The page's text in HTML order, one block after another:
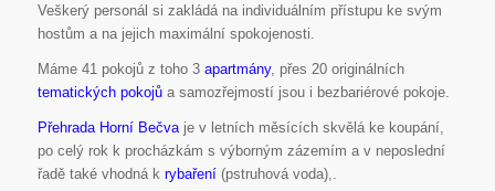
Veškerý personál si zakládá na individuálním přístupu ke svým
hostům a na jejich maximální spokojenosti.
Máme 41 pokojů z toho 3 apartmány, přes 20 originálních
tematických pokojůa samozřejmostí jsou i bezbariérové pokoje.
Přehrada Horní Bečvaje v letních měsících skvělá ke koupání,
po celý rok k procházkám s výborným zázemím a v neposlední
řadě také vhodná k rybaření(pstruhová voda),.